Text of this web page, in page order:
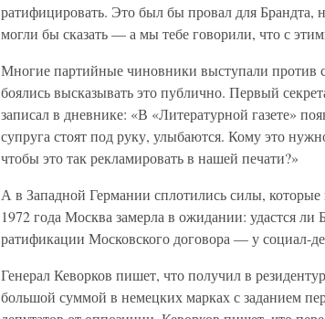
ратифицировать. Это был бы провал для
могли бы сказать — а мы тебе говорили, что с
Многие партийные чиновники выступали против
боялись высказывать это публично. Первый
записал в дневнике: «В «Литературной газете»
супруга стоят под руку, улыбаются. Кому это
чтобы это так рекламировать в нашей печати?»
А в Западной Германии сплотились силы,
1972 года Москва замерла в ожидании: удастся ли
ратификации Московского договора — у социал-
Генерал Кеворков пишет, что получил в
большой суммой в немецких марках с заданием